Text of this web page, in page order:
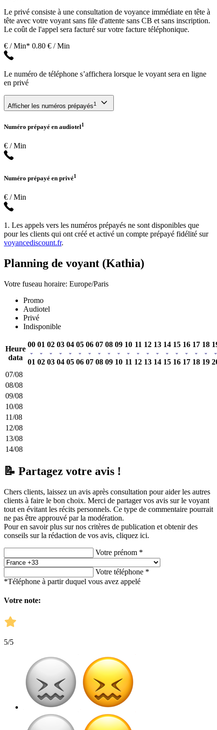
Le privé consiste à une consultation de voyance immédiate en tête à
tête avec votre voyant sans file d'attente sans CB et sans inscription.
Le coût de l'appel sera facturé sur votre facture téléphonique.
€ / Min* 0.80 € / Min
Le numéro de téléphone s’affichera lorsque le voyant sera en ligne
en privé
Afficher les numéros prépayés1
Numéro prépayé en audiotel1
€ / Min
Numéro prépayé en privé1
€ / Min
1. Les appels vers les numéros prépayés ne sont disponibles que
pour les clients qui ont créé et activé un compte prépayé fidélité sur
voyancediscount.fr.
Planning de voyant (Kathia)
Votre fuseau horaire: Europe/Paris
Promo
Audiotel
Privé
Indisponible
Heure
data
00
01
01
02
02
03
03
04
04
05
05
06
06
07
07
08
08
09
09
10
10
11
11
12
12
13
13
14
14
15
15
16
16
17
17
18
18
19
07/08
08/08
09/08
10/08
11/08
12/08
13/08
14/08
📝 Partagez votre avis !
Chers clients, laissez un avis après consultation pour aider les autres
clients à faire le bon choix. Merci de partager vos avis sur le voyant
tout en évitant les récits personnels. Ce type de commentaire pourrait
ne pas être approuvé par la modération.
Pour en savoir plus sur nos critères de publication et obtenir des
conseils sur la rédaction de vos avis, cliquez ici.
Votre prénom *
Votre téléphone *
*Téléphone à partir duquel vous avez appelé
Votre note:
5/5